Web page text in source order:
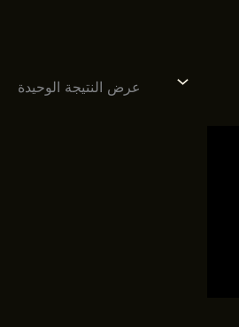
عرض النتيجة الوحيدة